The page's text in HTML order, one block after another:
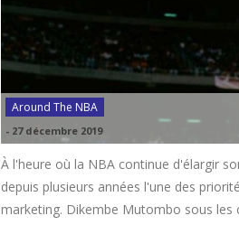
Around The NBA
- 27 décembre 2019
À l'heure où la NBA continue d'élargir
depuis plusieurs années l'une des
marketing. Dikembe Mutombo sous les